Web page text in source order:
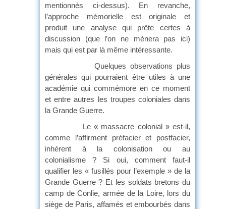
mentionnés ci-dessus). En revanche,
l’approche mémorielle est originale et
produit une analyse qui prête certes à
discussion (que l’on ne mènera pas ici)
mais qui est par là même intéressante.
Quelques observations plus
générales qui pourraient être utiles à une
académie qui commémore en ce moment
et entre autres les troupes coloniales dans
la Grande Guerre.
Le « massacre colonial » est-il,
comme l’affirment préfacier et postfacier,
inhérent à la colonisation ou au
colonialisme ? Si oui, comment faut-il
qualifier les « fusillés pour l’exemple » de la
Grande Guerre ? Et les soldats bretons du
camp de Conlie, armée de la Loire, lors du
siège de Paris, affamés et embourbés dans